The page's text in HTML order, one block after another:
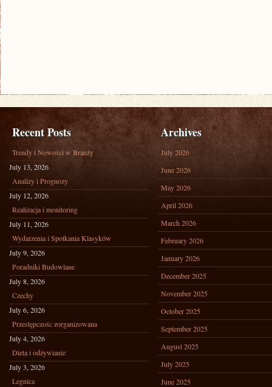
Recent Posts
Trendy i Nowości w Branży
July 13, 2026
Analizy i Prognozy
July 12, 2026
Realizacja i monitoring
July 11, 2026
Wydarzenia i Spotkania Klasyków
July 9, 2026
Poradniki Budowlane
July 8, 2026
Czechy
July 6, 2026
Przestępczośc zorganizowana
July 4, 2026
Dieta i odżywianie
July 3, 2026
Legnica
Archives
July 2026
June 2026
May 2026
April 2026
March 2026
February 2026
January 2026
December 2025
November 2025
October 2025
September 2025
August 2025
July 2025
June 2025